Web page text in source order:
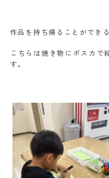
作品を持ち帰ることができ
こちらは焼き物にポスカで
す。